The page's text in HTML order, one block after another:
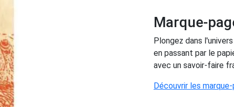
Marque-
Plongez dans
en passant par le
avec un savoir-faire
Découvrir les